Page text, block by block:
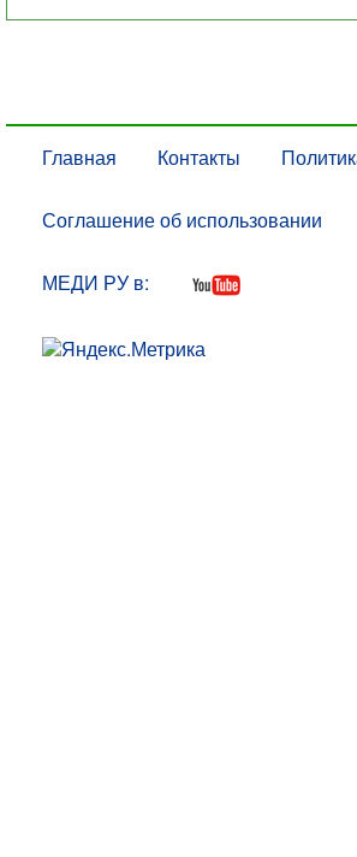
Главная Контакты
Соглашение об использовании
МЕДИ РУ в: